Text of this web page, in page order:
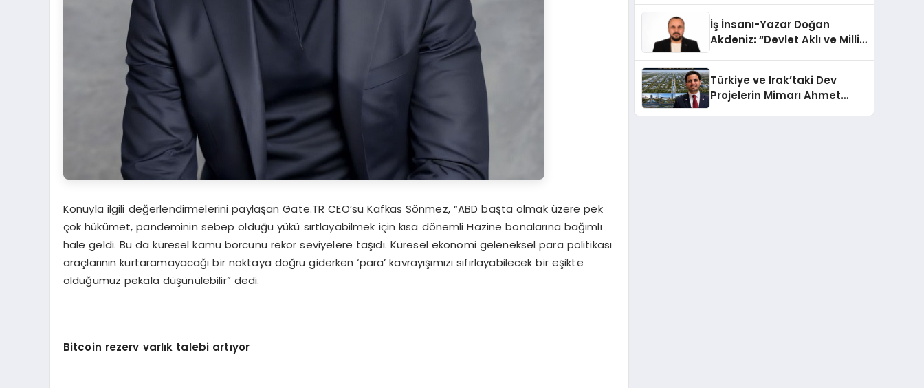
Konuyla ilgili değerlendirmelerini paylaşan Gate.TR CEO’su Kafkas Sönmez, “ABD başta olmak üzere pek
çok hükümet, pandeminin sebep olduğu yükü sırtlayabilmek için kısa dönemli Hazine bonalarına bağımlı
hale geldi. Bu da küresel kamu borcunu rekor seviyelere taşıdı. Küresel ekonomi geleneksel para politikası
araçlarının kurtaramayacağı bir noktaya doğru giderken ‘para’ kavrayışımızı sıfırlayabilecek bir eşikte
olduğumuz pekala düşünülebilir” dedi.
Bitcoin rezerv varlık talebi artıyor
İş İnsanı-Yazar Doğan
Akdeniz: “Devlet Aklı ve Milli
Türkiye ve Irak’taki Dev
Projelerin Mimarı Ahmet